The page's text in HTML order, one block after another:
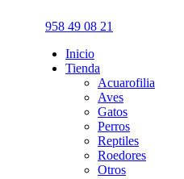
958 49 08 21
Inicio
Tienda
Acuarofilia
Aves
Gatos
Perros
Reptiles
Roedores
Otros